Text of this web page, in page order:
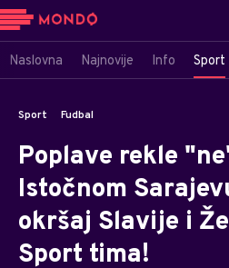
Naslovna Najnovije Info Sport
Sport Fudbal
Poplave rekle
Istočnom
okršaj Slavije i
Sport tima!